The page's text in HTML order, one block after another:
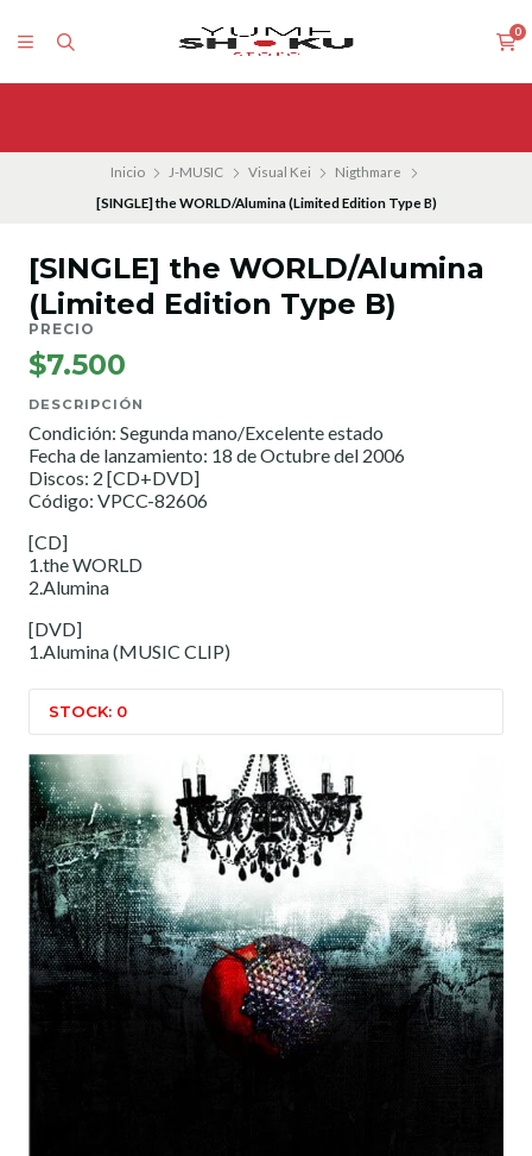
0
Inicio J-MUSIC Visual Kei
Nigthmare
[SINGLE] the WORLD/Alumina (Limited Edition Type B)
[SINGLE] the WORLD/Alumina
(Limited Edition Type B)
PRECIO
$7.500
DESCRIPCIÓN
Condición: Segunda mano/Excelente estado
Fecha de lanzamiento: 18 de Octubre del 2006
Discos: 2 [CD+DVD]
Código: VPCC-82606
[CD]
1.the WORLD
2.Alumina
[DVD]
1.Alumina (MUSIC CLIP)
STOCK: 0